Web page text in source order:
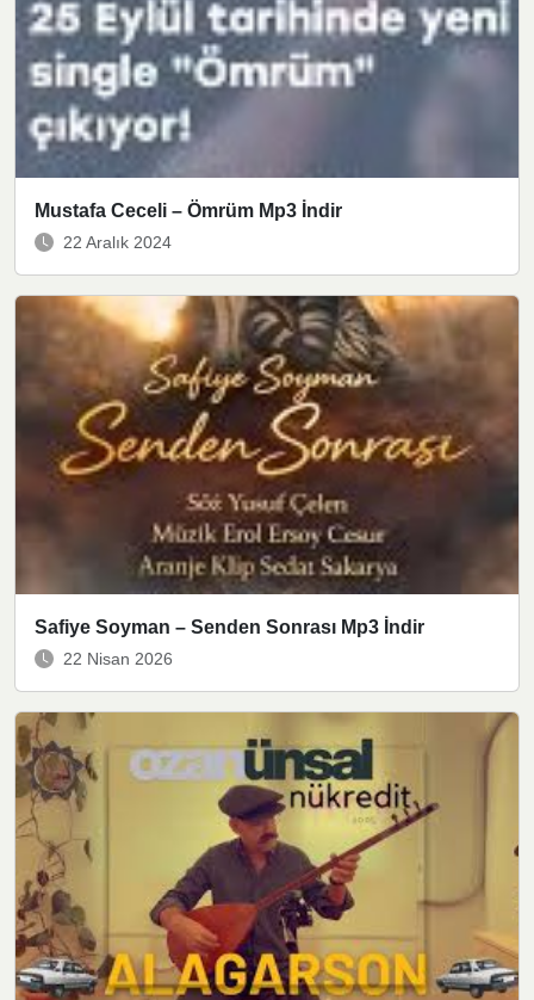
Mustafa Ceceli – Ömrüm Mp3 İndir
22 Aralık 2024
Safiye Soyman – Senden Sonrası Mp3 İndir
22 Nisan 2026